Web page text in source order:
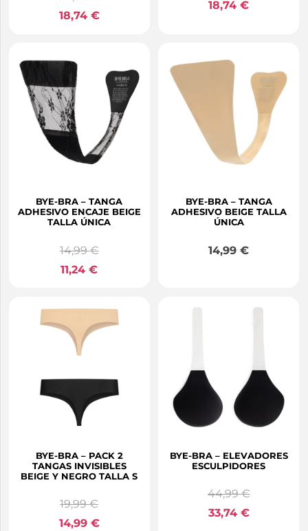
18,74 €
18,74€
BYE-BRA – TANGA
ADHESIVO ENCAJE BEIGE
TALLA ÚNICA
14,99€
11,24€
BYE-BRA – TANGA
ADHESIVO BEIGE TALLA
ÚNICA
14,99€
BYE-BRA – PACK 2
TANGAS INVISIBLES
BEIGE Y NEGRO TALLA S
19,99€
14,99 €
BYE-BRA – ELEVADORES
ESCULPIDORES
44,99€
33,74 €